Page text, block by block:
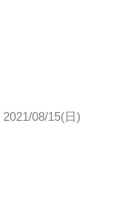
2021/08/15(日)